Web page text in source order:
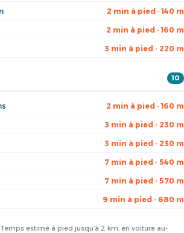
2 min à pied · 140 m
2 min à pied · 160 m
3 min à pied · 220 m
10
2 min à pied · 160 m
3 min à pied · 230 m
3 min à pied · 230 m
7 min à pied · 540 m
7 min à pied · 570 m
9 min à pied · 680 m
estimé à pied jusqu’à 2 km, en voiture au-